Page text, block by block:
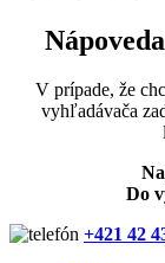
V prípade, že
vyhľadávača
Do
+421 42